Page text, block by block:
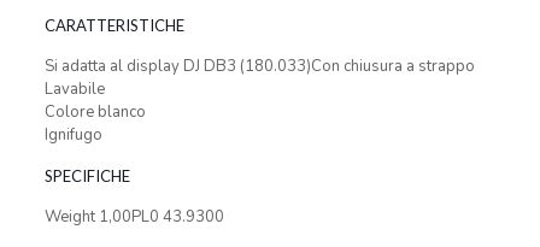
CARATTERISTICHE
Si adatta al display DJ DB3 (180.033)Con chiusura a strappo
Lavabile
Colore blanco
Ignifugo
SPECIFICHE
Weight 1,00PL0 43.9300